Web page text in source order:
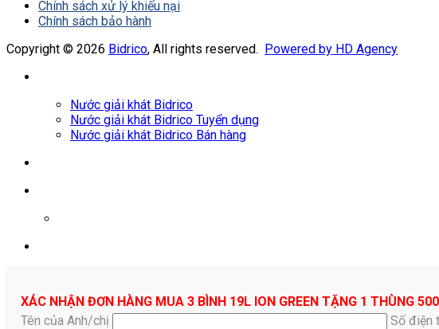
Chính sách xử lý khiếu nại
Chính sách bảo hành
Copyright © 2026 Bidrico, All rights reserved. Powered by HD Agency
Nước giải khát Bidrico
Nước giải khát Bidrico Tuyển dụng
Nước giải khát Bidrico Bán hàng
XÁC NHẬN ĐƠN HÀNG MUA 3 BÌNH 19L ION GREEN TẶNG 1 THÙNG
Tên của Anh/chị
Số điện